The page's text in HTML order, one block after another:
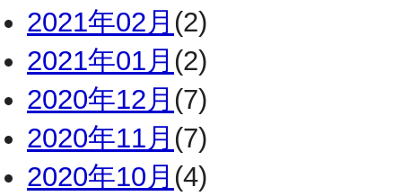
2021年02月 (2)
2021年01月 (2)
2020年12月 (7)
2020年11月 (7)
2020年10月 (4)